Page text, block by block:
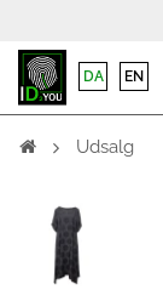
DA EN
Udsalg